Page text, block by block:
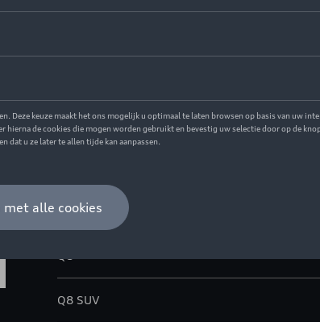
Contacteer uw Audi
Beschrijving
Model(len)
Q8 SUV